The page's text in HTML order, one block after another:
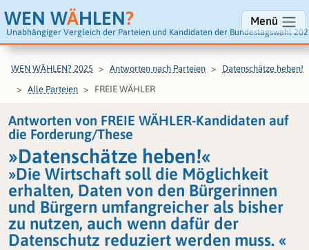
WEN WÄHLEN?
Unabhängiger Vergleich der Parteien und Kandidaten der Bundestagswahl
Menü
WEN WÄHLEN? 2025 Antworten nach Parteien Datenschätze heben!
Alle Parteien FREIE WÄHLER
Antworten von FREIE WÄHLER-Kandidaten auf
die Forderung/These
»Datenschätze heben!«
»Die Wirtschaft soll die Möglichkeit
erhalten, Daten von den Bürgerinnen
und Bürgern umfangreicher als bisher
zu nutzen, auch wenn dafür der
Datenschutz reduziert werden muss. «